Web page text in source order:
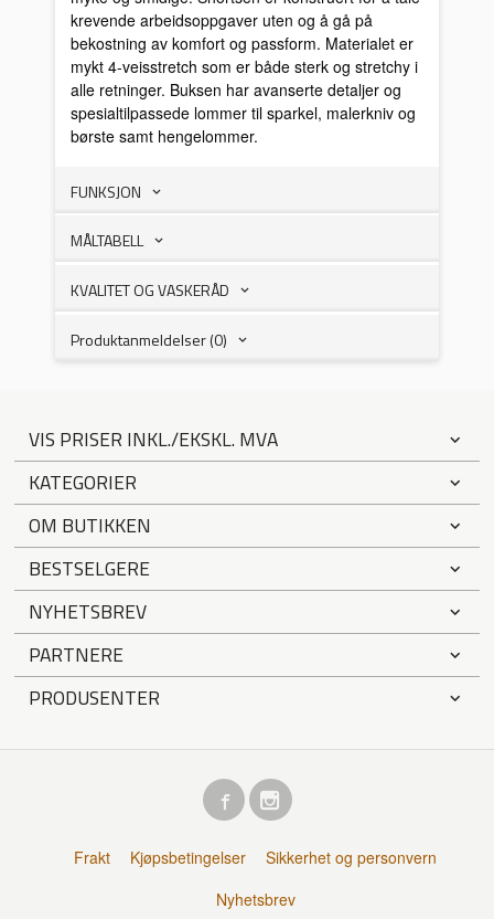
krevende arbeidsoppgaver uten og å gå på
bekostning av komfort og passform. Materialet er
mykt 4-veisstretch som er både sterk og stretchy i
alle retninger. Buksen har avanserte detaljer og
spesialtilpassede lommer til sparkel, malerkniv og
børste samt hengelommer.
FUNKSJON
MÅLTABELL
KVALITET OG VASKERÅD
Produktanmeldelser (0)
VIS PRISER INKL./EKSKL. MVA
KATEGORIER
OM BUTIKKEN
BESTSELGERE
NYHETSBREV
PARTNERE
PRODUSENTER
Frakt Kjøpsbetingelser
Sikkerhet og personvern
Nyhetsbrev